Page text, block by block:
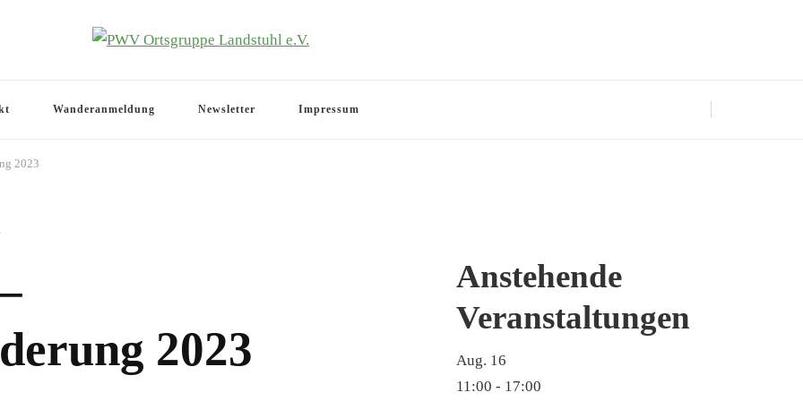
Wanderanmeldung Newsletter Impressum
2023
2023
Anstehende
Veranstaltungen
Aug. 16
11:00 - 17:00